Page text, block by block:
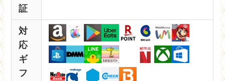
証
対
応
ギ
フ